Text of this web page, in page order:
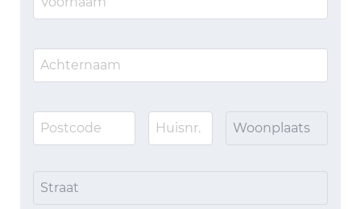
Woonplaats
Straat